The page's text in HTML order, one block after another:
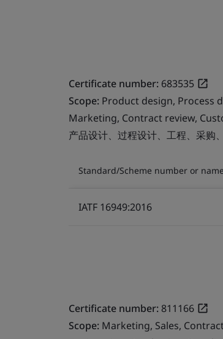
Certificate number: 683535
Scope: Product design, Process
Marketing, Contract review,
产品设计、过程设计、工程、采购
Standard/Scheme number or name
IATF 16949:2016
Certificate number: 811166
Scope: Marketing, Sales,